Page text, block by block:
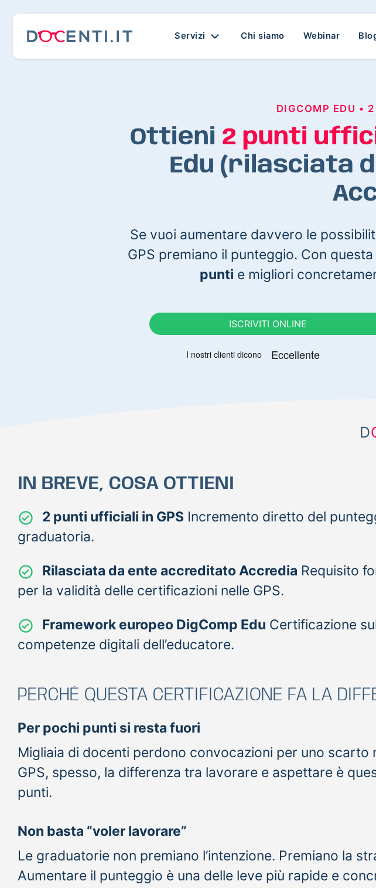
Servizi Chi siamo Webinar
DIGCOMP EDU •
Ottieni 2 punti
Edu (rilasciata
Se vuoi aumentare davvero le
GPS premiano il punteggio. Con
punti e migliori
ISCRIVITI ONLINE
D
IN BREVE, COSA OTTIENI
2 punti ufficiali in GPS Incremento diretto del
graduatoria.
Rilasciata da ente accreditato Accredia Requisito
per la validità delle certificazioni nelle GPS.
Framework europeo DigComp Edu Certificazione
competenze digitali dell’educatore.
PERCHÉ QUESTA CERTIFICAZIONE FA LA
Per pochi punti si resta fuori
Migliaia di docenti perdono convocazioni per uno scarto
GPS, spesso, la differenza tra lavorare e aspettare è
punti.
Non basta “voler lavorare”
Le graduatorie non premiano l’intenzione. Premiano la
Aumentare il punteggio è una delle leve più rapide e